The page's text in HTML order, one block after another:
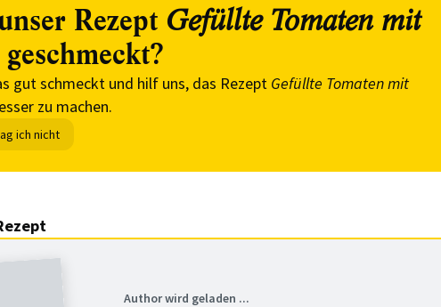
Rezept Gefüllte Tomaten mit
geschmeckt?
gut schmeckt und hilf uns, das Rezept Gefüllte Tomaten mit
zu machen.
ich nicht
Author wird geladen ...